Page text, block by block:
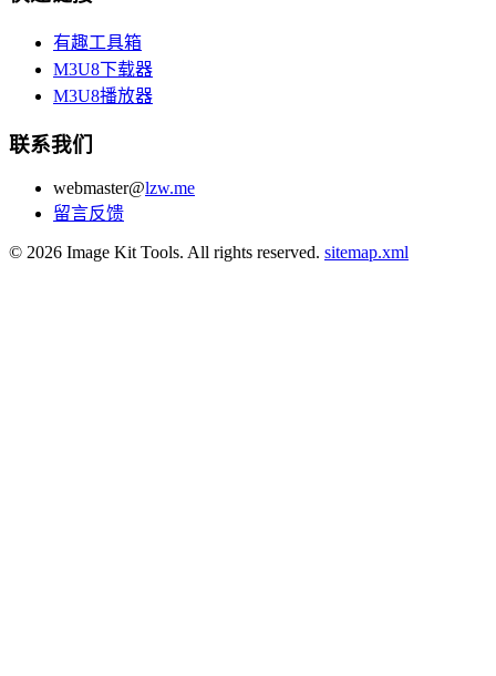
有趣工具箱
M3U8下载器
M3U8播放器
联系我们
webmaster@lzw.me
留言反馈
© 2026 Image Kit Tools. All rights reserved. sitemap.xml